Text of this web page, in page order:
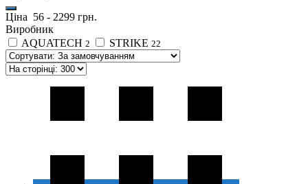
Ціна 56 - 2299 грн.
Виробник
AQUATECH 2 STRIKE 22